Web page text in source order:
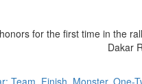
for the first time in the
Dakar